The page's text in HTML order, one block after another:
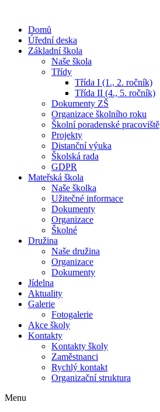
Domů
Úřední deska
Základní škola
Naše škola
Třídy
Třída I (1., 2. ročník)
Třída II (4., 5. ročník)
Dokumenty ZŠ
Organizace školního roku
Školní poradenské pracoviště
Projekty
Distanční výuka
Školská rada
GDPR
Mateřská škola
Naše školka
Užitečné informace
Dokumenty
Organizace
Školné
Družina
Naše družina
Organizace
Dokumenty
Jídelna
Aktuality
Galerie
Fotogalerie
Akce školy
Kontakty
Kontakty školy
Zaměstnanci
Rychlý kontakt
Organizační struktura
Menu